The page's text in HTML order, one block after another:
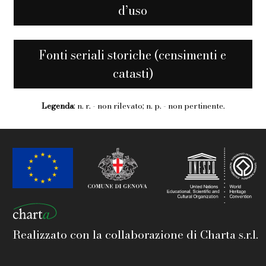
d’uso
Fonti seriali storiche (censimenti e
catasti)
Legenda: n. r. - non rilevato; n. p. - non pertinente.
Realizzato con la collaborazione di Charta s.r.l.